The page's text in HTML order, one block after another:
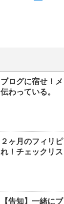
ブログに宿せ！
伝わっている。
２ヶ月のフィリ
れ！チェックリス
【告知】一緒に